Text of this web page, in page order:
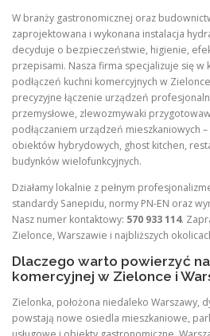
W branży gastronomicznej oraz
zaprojektowana i wykonana instalacja
decyduje o bezpieczeństwie, higienie,
przepisami. Nasza firma specjalizuje się w
podłączeń kuchni komercyjnych w
precyzyjne łączenie urządzeń
przemysłowe, zlewozmywaki
podłączaniem urządzeń mieszkaniowych
obiektów hybrydowych, ghost kitchen,
budynków wielofunkcyjnych.
Działamy lokalnie z pełnym
standardy Sanepidu, normy PN-EN oraz
Nasz numer kontaktowy: 570 933 114.
Zielonce, Warszawie i najbliższych
Dlaczego warto powierzyć
komercyjnej w Zielonce i
Zielonka, położona niedaleko Warszawy,
powstają nowe osiedla mieszkaniowe,